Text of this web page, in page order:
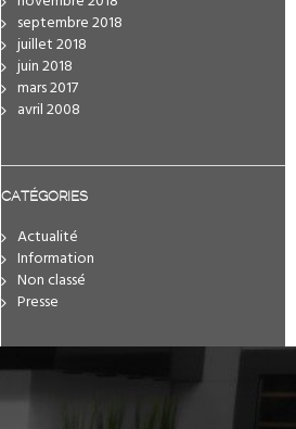
septembre 2018
juillet 2018
juin 2018
mars 2017
avril 2008
CATÉGORIES
Actualité
Information
Non classé
Presse